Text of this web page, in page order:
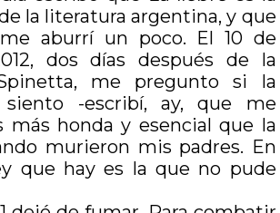
la literatura argentina, y que
aburrí un poco. El 10 de
dos días después de la
me pregunto si la
-escribí, ay, que me
más honda y esencial que la
murieron mis padres. En
que hay es la que no pude